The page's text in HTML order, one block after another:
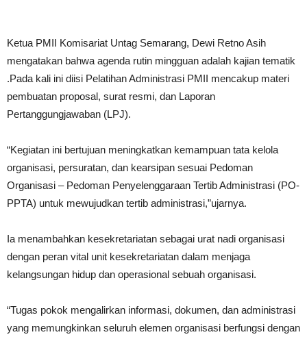
Ketua PMII Komisariat Untag Semarang, Dewi Retno Asih
mengatakan bahwa agenda rutin mingguan adalah kajian tematik
.Pada kali ini diisi Pelatihan Administrasi PMII mencakup materi
pembuatan proposal, surat resmi, dan Laporan
Pertanggungjawaban (LPJ).
“Kegiatan ini bertujuan meningkatkan kemampuan tata kelola
organisasi, persuratan, dan kearsipan sesuai Pedoman
Organisasi – Pedoman Penyelenggaraan Tertib Administrasi (PO-
PPTA) untuk mewujudkan tertib administrasi,”ujarnya.
Ia menambahkan kesekretariatan sebagai urat nadi organisasi
dengan peran vital unit kesekretariatan dalam menjaga
kelangsungan hidup dan operasional sebuah organisasi.
“Tugas pokok mengalirkan informasi, dokumen, dan administrasi
yang memungkinkan seluruh elemen organisasi berfungsi dengan